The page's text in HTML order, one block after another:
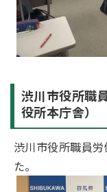
渋川市役所職
役所本庁舎）
渋川市役所職員
た。